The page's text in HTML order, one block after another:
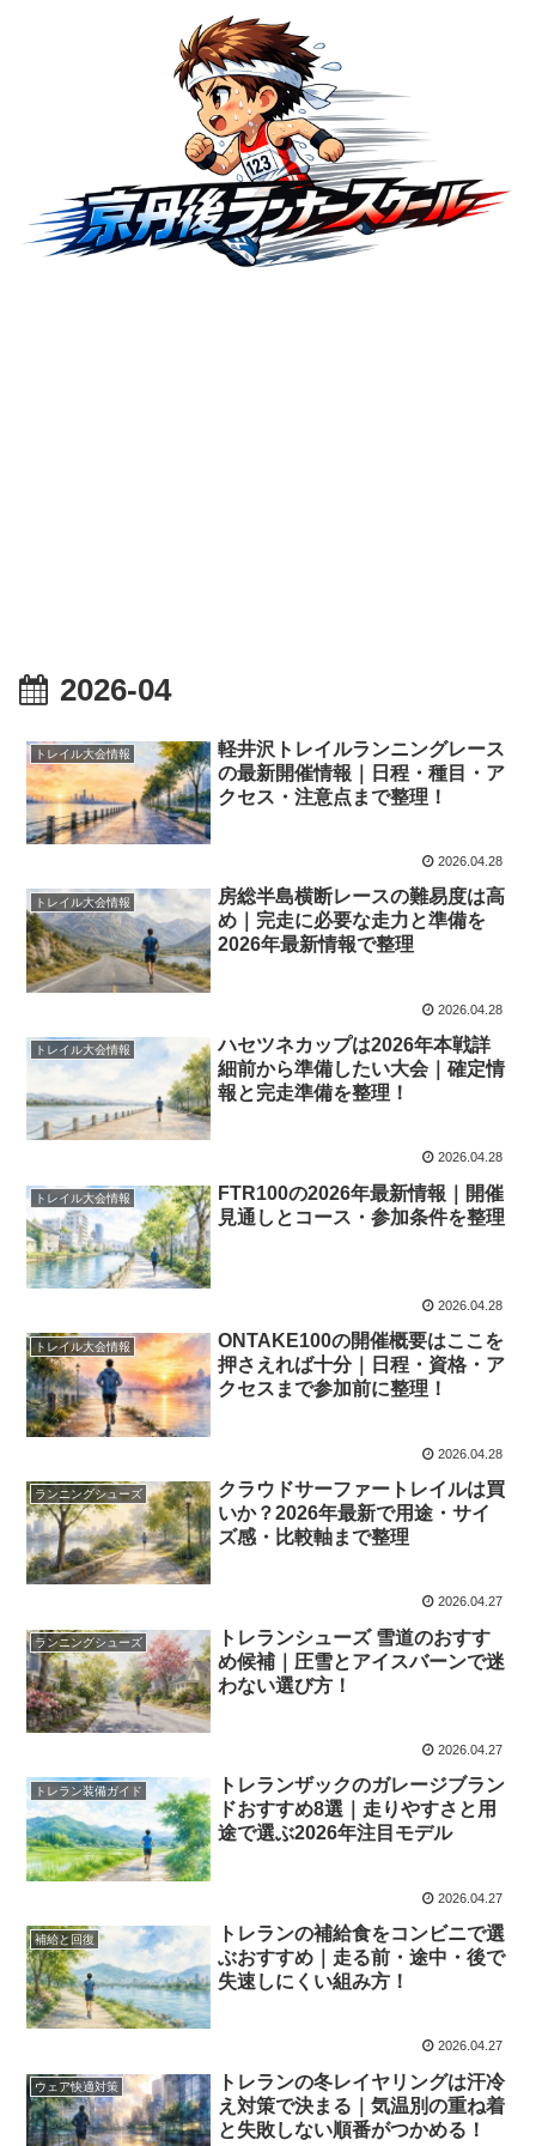
2026-04
トレイル大会情報
軽井沢トレイルランニングレース
の最新開催情報｜日程・種目・ア
クセス・注意点まで整理！
2026.04.28
トレイル大会情報
房総半島横断レースの難易度は高
め｜完走に必要な走力と準備を
2026年最新情報で整理
2026.04.28
トレイル大会情報
ハセツネカップは2026年本戦詳
細前から準備したい大会｜確定情
報と完走準備を整理！
2026.04.28
トレイル大会情報
FTR100の2026年最新情報｜開催
見通しとコース・参加条件を整理
2026.04.28
トレイル大会情報
ONTAKE100の開催概要はここを
押さえれば十分｜日程・資格・ア
クセスまで参加前に整理！
2026.04.28
ランニングシューズ
クラウドサーファートレイルは買
いか？2026年最新で用途・サイ
ズ感・比較軸まで整理
2026.04.27
ランニングシューズ
トレランシューズ 雪道のおすす
め候補｜圧雪とアイスバーンで迷
わない選び方！
2026.04.27
トレラン装備ガイド
トレランザックのガレージブラン
ドおすすめ8選｜走りやすさと用
途で選ぶ2026年注目モデル
2026.04.27
補給と回復
トレランの補給食をコンビニで選
ぶおすすめ｜走る前・途中・後で
失速しにくい組み方！
2026.04.27
ウェア快適対策
トレランの冬レイヤリングは汗冷
え対策で決まる｜気温別の重ね着
と失敗しない順番がつかめる！